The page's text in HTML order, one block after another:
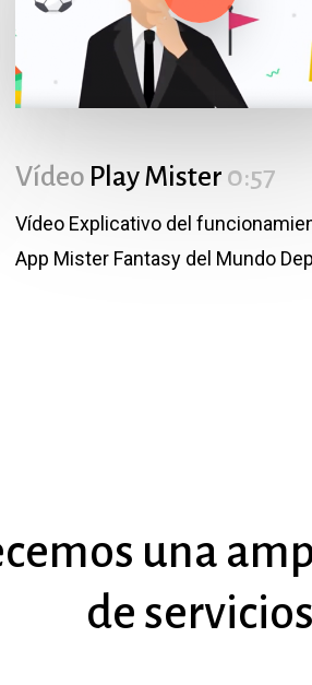
Vídeo Play Mister 0:57
Vídeo Explicativo del
App Mister Fantasy del Mundo
una
de servicios